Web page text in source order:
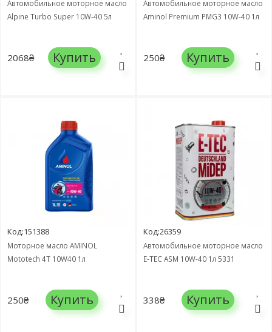
Автомобильное моторное масло
Alpine Turbo Super 10W-40 5л
2068₴ Купить
Автомобильное моторное масло
Aminol Premium PMG3 10W-40 1л
250₴ Купить
Код:151388
Моторное масло AMINOL
Mototech 4T 10W40 1л
250₴ Купить
Код:26359
Автомобильное моторное масло
E-TEC ASM 10W-40 1л 5331
338₴ Купить